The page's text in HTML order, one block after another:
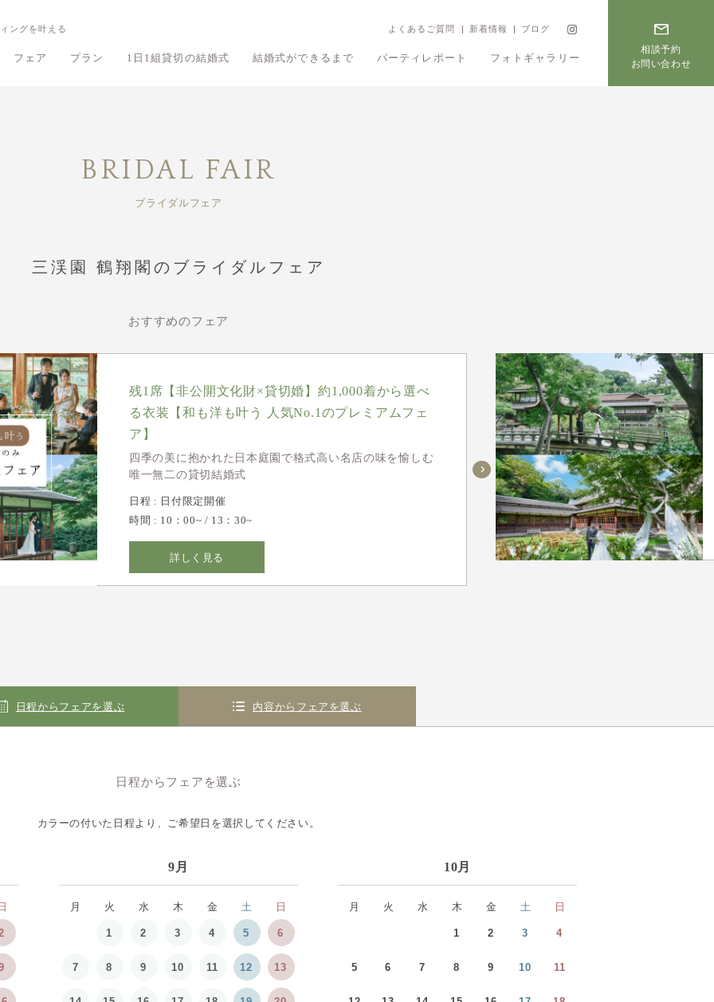
ングを叶える よくあるご質問 新着情報 ブログ
フェア プラン 1日1組貸切の結婚式 結婚式ができるまで パーティレポート フォトギャラリー
相談予約
お問い合わせ
BRIDAL FAIR
ブライダルフェア
三渓園 鶴翔閣のブライダルフェア
おすすめのフェア
残1席【非公開文化財×貸切婚】約1,000着から選べ
る衣装【和も洋も叶う 人気No.1のプレミアムフェ
ア】
四季の美に抱かれた日本庭園で格式高い名店の味を愉しむ
唯一無二の貸切結婚式
日程 : 日付限定開催
時間 : 10：00~ / 13：30~
詳しく見る
日程からフェアを選ぶ 内容からフェアを選ぶ
日程からフェアを選ぶ
カラーの付いた日程より、 ご希望日を選択してください。
9月
月 火 水 木 金 土 日
1 2 3 4 5 6
7 8 9 10 11 12 13
10月
月 火 水 木 金 土 日
1 2 3 4
5 6 7 8 9 10 11